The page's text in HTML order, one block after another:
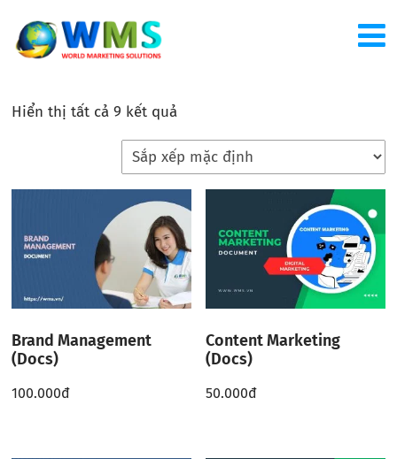
Hiển thị tất cả 9 kết quả
Brand Management
(Docs)
100.000đ
Content Marketing
(Docs)
50.000đ